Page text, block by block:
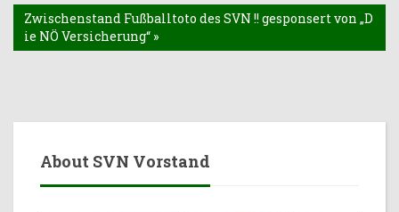
Zwischenstand Fußballtoto des SVN !! gesponsert von „D
ie NÖ Versicherung“ »
About SVN Vorstand